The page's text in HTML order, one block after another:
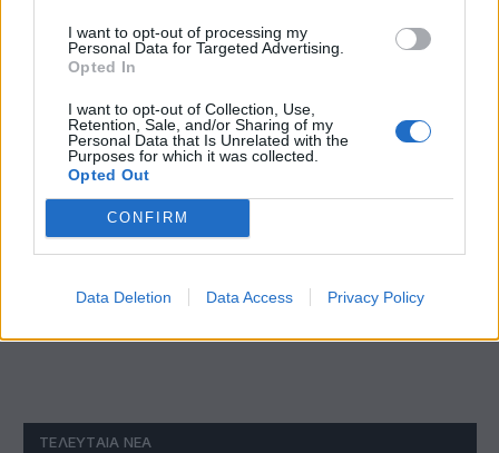
I want to opt-out of processing my
Personal Data for Targeted Advertising.
Opted In
I want to opt-out of Collection, Use,
Retention, Sale, and/or Sharing of my
Personal Data that Is Unrelated with the
Purposes for which it was collected.
Opted Out
CONFIRM
Data Deletion Data Access Privacy Policy
Ν. Χαρδαλιάς: «Με το Παρατηρητήριο Έργων η
Περιφέρεια αποκτά ένα πρωτοποριακό ψηφιακό
εργαλείο λογοδοσίας»
ΤΕΛΕΥΤΑΊΑ ΝΈΑ